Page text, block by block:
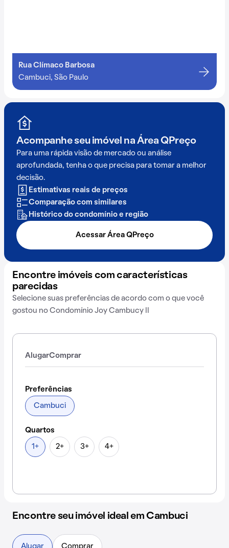
Rua Clímaco Barbosa
Cambuci, São Paulo
Acompanhe seu imóvel na Área QPreço
Para uma rápida visão de mercado ou análise
aprofundada, tenha o que precisa para tomar a melhor
decisão.
Estimativas reais de preços
Comparação com similares
Histórico do condomínio e região
Acessar Área QPreço
Encontre imóveis com características
parecidas
Selecione suas preferências de acordo com o que você
gostou no Condomínio Joy Cambucy II
AlugarComprar
Preferências
Cambuci
Quartos
1+ 2+ 3+ 4+
Encontre seu imóvel ideal em Cambuci
Alugar Comprar